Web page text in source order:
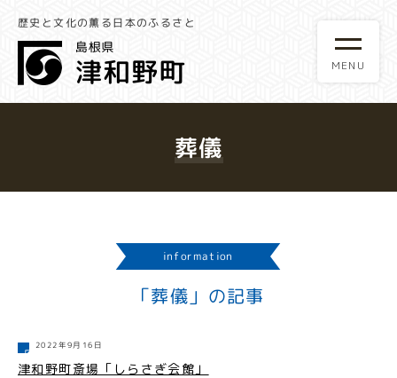
歴史と文化の薫る日本のふるさと
葬儀
information
「葬儀」の記事
2022年9月16日
津和野町斎場「しらさぎ会館」